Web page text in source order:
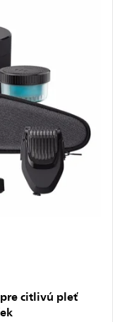
citlivú pleť